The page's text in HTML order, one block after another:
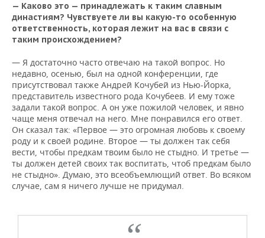
— Каково это — принадлежать к таким славным
династиям? Чувствуете ли вы какую-то особенную
ответственность, которая лежит на вас в связи с
таким происхождением?
— Я достаточно часто отвечаю на такой вопрос. Но
недавно, осенью, был на одной конференции, где
присутствовал также Андрей Кочубей из Нью-Йорка,
представитель известного рода Кочубеев. И ему тоже
задали такой вопрос. А он уже пожилой человек, и явно
чаще меня отвечал на него. Мне понравился его ответ.
Он сказал так: «Первое — это огромная любовь к своему
роду и к своей родине. Второе — ты должен так себя
вести, чтобы предкам твоим было не стыдно. И третье —
ты должен детей своих так воспитать, чтоб предкам было
не стыдно». Думаю, это всеобъемлющий ответ. Во всяком
случае, сам я ничего лучше не придумал.